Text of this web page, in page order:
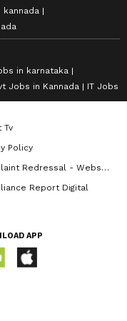
in karnataka
Jobs in Kannada IT Jobs
Tv
Policy
Redressal - Website
Report Digital
APP